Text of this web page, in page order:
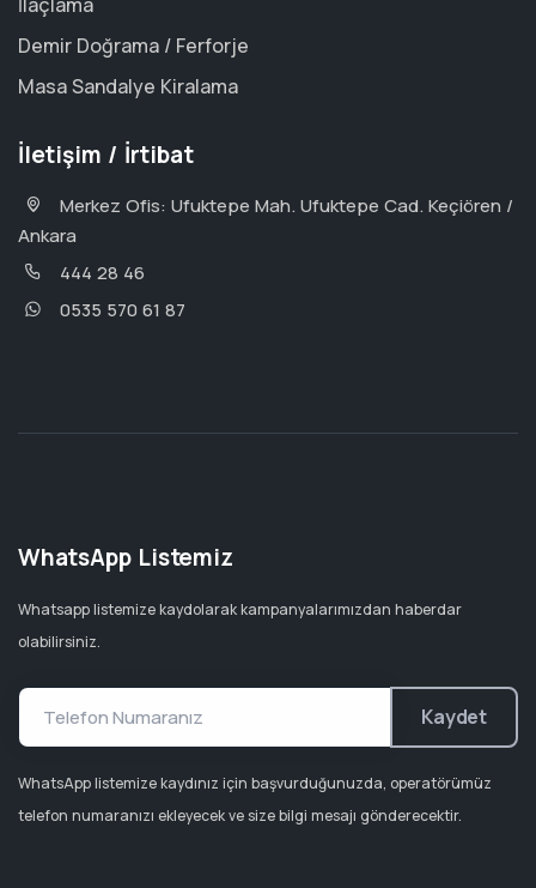
Demir Doğrama / Ferforje
Masa Sandalye Kiralama
İletişim / İrtibat
Merkez Ofis: Ufuktepe Mah. Ufuktepe Cad. Keçiören /
Ankara
444 28 46
0535 570 61 87
WhatsApp Listemiz
Whatsapp listemize kaydolarak kampanyalarımızdan haberdar
olabilirsiniz.
Kaydet
WhatsApp listemize kaydınız için başvurduğunuzda, operatörümüz
telefon numaranızı ekleyecek ve size bilgi mesajı gönderecektir.